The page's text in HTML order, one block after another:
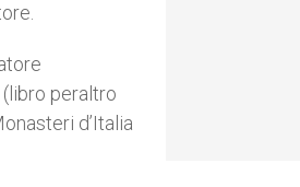
peraltro
d’Italia